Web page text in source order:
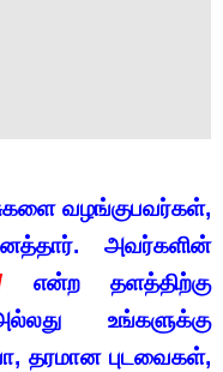
வழங்குபவர்கள்,
அவர்களின்
என்ற தளத்திற்கு
உங்களுக்கு
தரமான புடவைகள்,